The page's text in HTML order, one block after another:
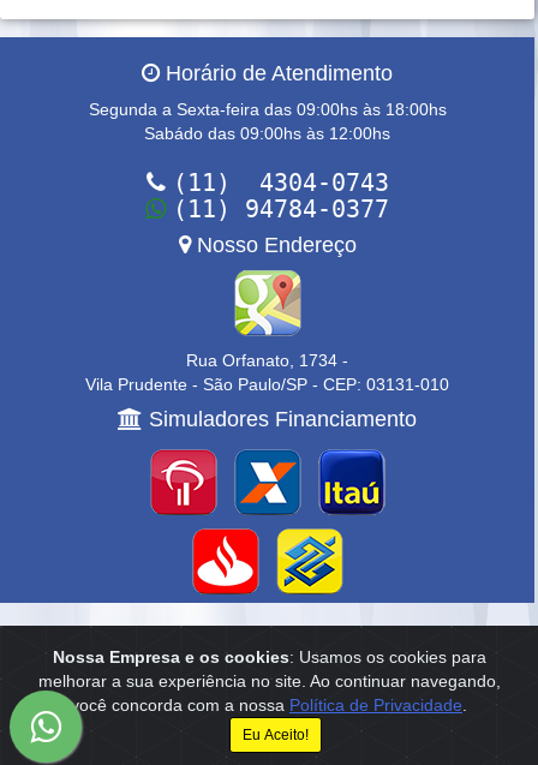
Nossa Empresa e os cookies: Usamos os cookies para
melhorar a sua experiência no site. Ao continuar navegando,
você concorda com a nossa Política de Privacidade
Eu Aceito!
Horário de Atendimento
Segunda a Sexta-feira das 09:00hs às 18:00hs
Sabádo das 09:00hs às 12:00hs
(11) 4304-0743
(11) 94784-0377
Nosso Endereço
Rua Orfanato, 1734 -
Vila Prudente - São Paulo/SP - CEP: 03131-010
Simuladores Financiamento
Reservamo-nos o direito de qualquer erro de digitação, assim como o
direito de alterar, a qualquer momento, sem prévio aviso, os preços e
informações anunciados.